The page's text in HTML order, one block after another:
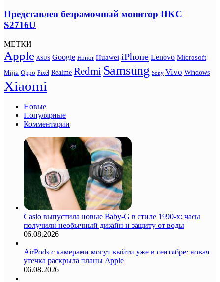
Представлен безрамочный монитор HKC
S2716U
МЕТКИ
Apple ASUS Google Honor Huawei iPhone Lenovo Microsoft
Mijia Oppo Pixel Realme Redmi Samsung Sony Vivo Windows
Xiaomi
Новые
Популярные
Комментарии
Casio выпустила новые Baby-G в стиле 1990-х: часы
получили необычный дизайн и защиту от воды
06.08.2026
AirPods с камерами могут выйти уже в сентябре: новая
утечка раскрыла планы Apple
06.08.2026